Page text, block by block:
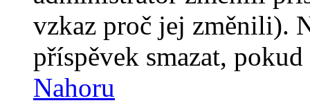
vzkaz proč jej změnili).
příspěvek smazat,
Nahoru